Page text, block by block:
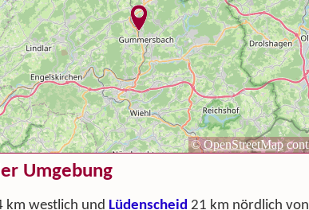
Umgebung
km westlich und Lüdenscheid 21 km nördlich von